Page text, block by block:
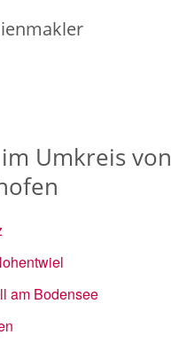
Umkreis von
am Bodensee